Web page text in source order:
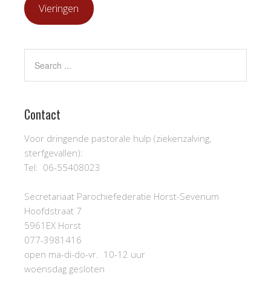
Vieringen
Contact
Voor dringende pastorale hulp (ziekenzalving,
sterfgevallen):
Tel: 06-55408023
Secretariaat Parochiefederatie Horst-Sevenum
Hoofdstraat 7
5961EX Horst
077-3981416
open ma-di-do-vr. 10-12 uur
woensdag gesloten